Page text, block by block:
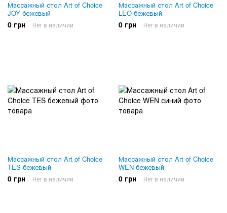
Массажный стол Art of Choice
JOY бежевый
0 грн Нет в наличии
Массажный стол Art of Choice
LEO бежевый
0 грн Нет в наличии
Массажный стол Art of Choice
TES бежевый
0 грн Нет в наличии
Массажный стол Art of Choice
WEN бежевый
0 грн Нет в наличии